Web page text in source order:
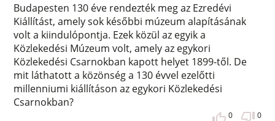
Budapesten 130 éve rendezték meg az Ezredévi
Kiállítást, amely sok későbbi múzeum alapításának
volt a kiindulópontja. Ezek közül az egyik a
Közlekedési Múzeum volt, amely az egykori
Közlekedési Csarnokban kapott helyet 1899-től. De
mit láthatott a közönség a 130 évvel ezelőtti
millenniumi kiállításon az egykori Közlekedési
Csarnokban?
0 0